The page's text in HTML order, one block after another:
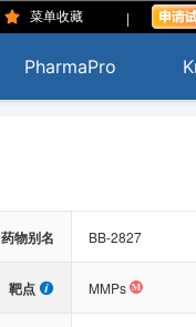
菜单收藏 |
PharmaPro
药物别名 BB-2827
靶点 MMPs